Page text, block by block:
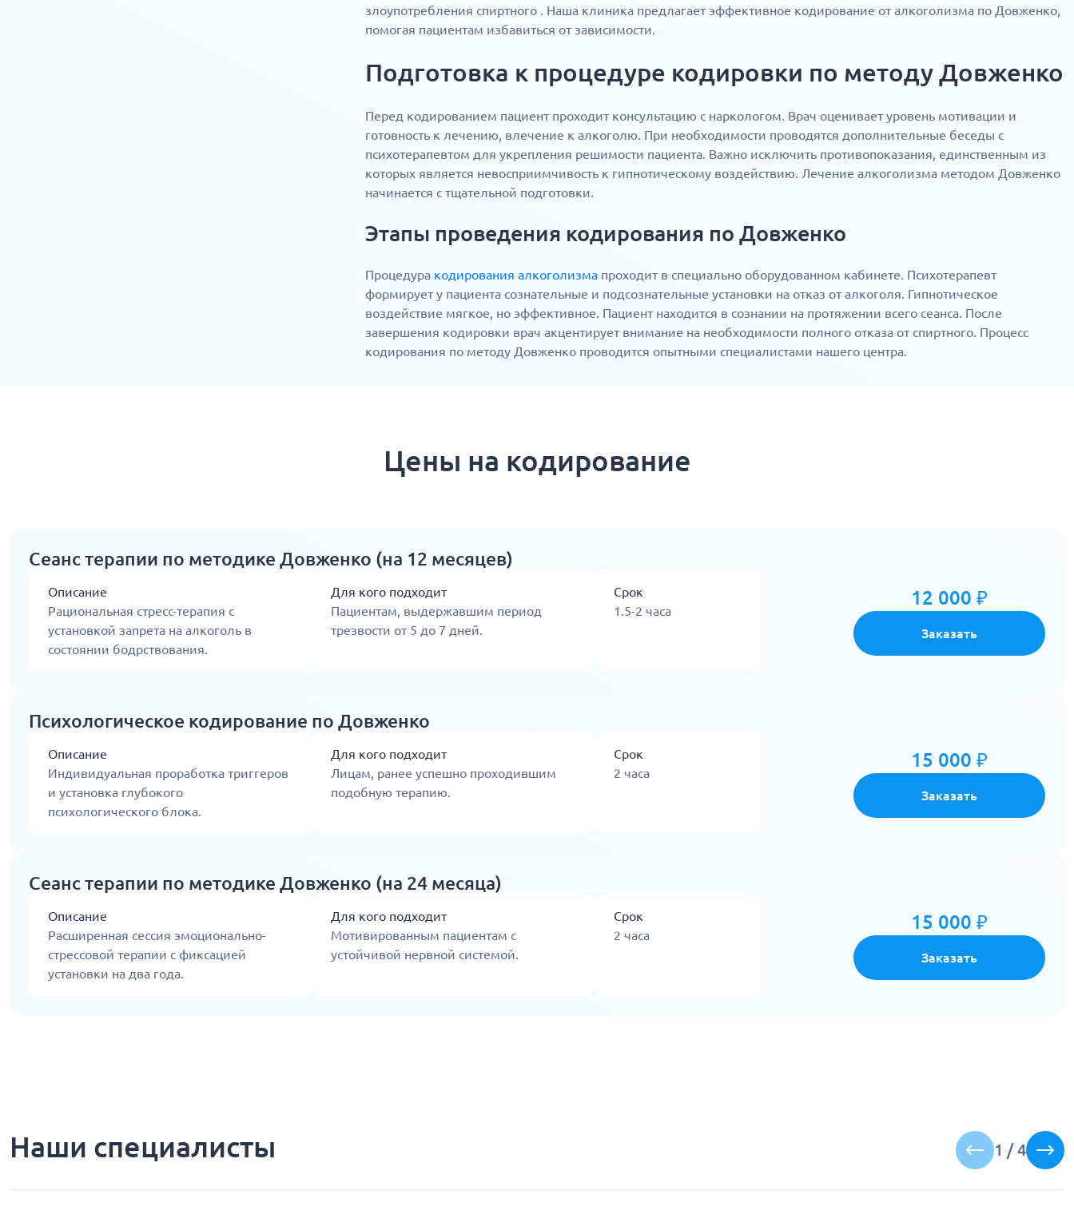
злоупотребления спиртного . Наша клиника предлагает эффективное кодирование от алкоголизма по Довженко,
помогая пациентам избавиться от зависимости.
Подготовка к процедуре кодировки по методу Довженко
Перед кодированием пациент проходит консультацию с наркологом. Врач оценивает уровень мотивации и
готовность к лечению, влечение к алкоголю. При необходимости проводятся дополнительные беседы с
психотерапевтом для укрепления решимости пациента. Важно исключить противопоказания, единственным из
которых является невосприимчивость к гипнотическому воздействию. Лечение алкоголизма методом Довженко
начинается с тщательной подготовки.
Этапы проведения кодирования по Довженко
Процедура кодирования алкоголизма проходит в специально оборудованном кабинете. Психотерапевт
формирует у пациента сознательные и подсознательные установки на отказ от алкоголя. Гипнотическое
воздействие мягкое, но эффективное. Пациент находится в сознании на протяжении всего сеанса. После
завершения кодировки врач акцентирует внимание на необходимости полного отказа от спиртного. Процесс
кодирования по методу Довженко проводится опытными специалистами нашего центра.
Цены на кодирование
Сеанс терапии по методике Довженко (на 12 месяцев)
Описание
Рациональная стресс-терапия с
установкой запрета на алкоголь в
состоянии бодрствования.
Для кого подходит
Пациентам, выдержавшим период
трезвости от 5 до 7 дней.
Срок
1.5-2 часа
12 000 ₽
Заказать
Психологическое кодирование по Довженко
Описание
Индивидуальная проработка триггеров
и установка глубокого
психологического блока.
Для кого подходит
Лицам, ранее успешно проходившим
подобную терапию.
Срок
2 часа
15 000 ₽
Заказать
Сеанс терапии по методике Довженко (на 24 месяца)
Описание
Расширенная сессия эмоционально-
стрессовой терапии с фиксацией
установки на два года.
Для кого подходит
Мотивированным пациентам с
устойчивой нервной системой.
Срок
2 часа
15 000 ₽
Заказать
Наши специалисты 1 /4